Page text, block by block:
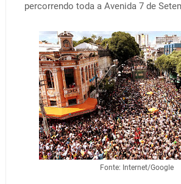
percorrendo toda a Avenida 7 de
Fonte: Internet/Google